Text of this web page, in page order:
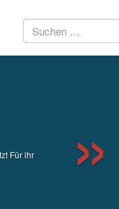
Suchen
Für ihr